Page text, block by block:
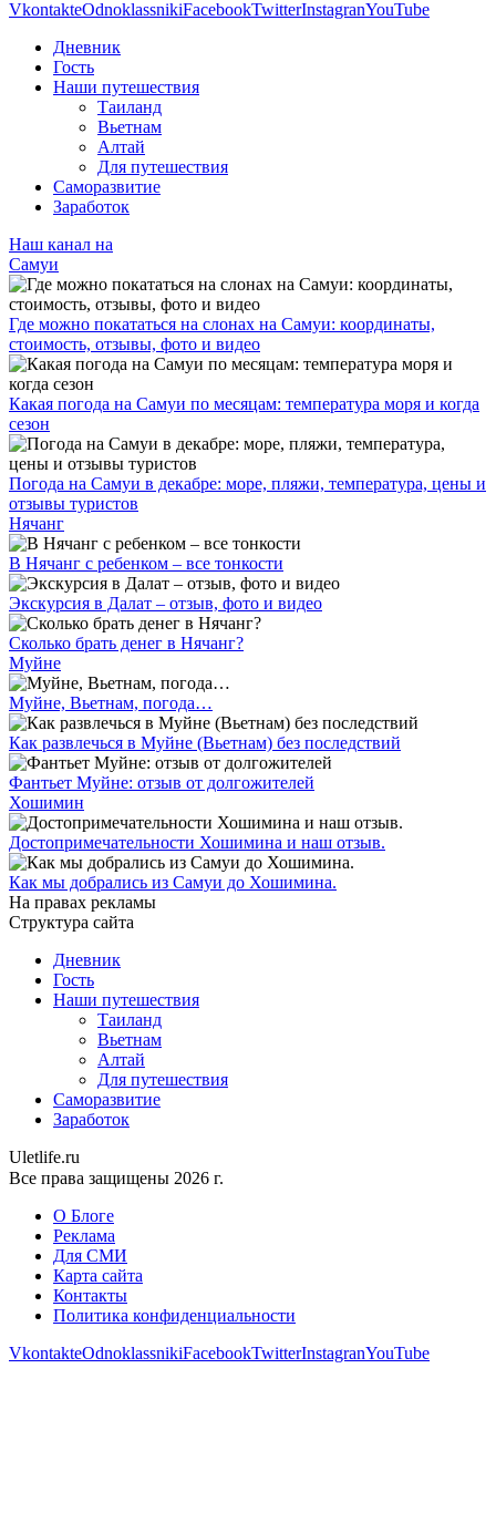
VkontakteOdnoklassnikiFacebookTwitterInstagranYouTube
Дневник
Гость
Наши путешествия
Таиланд
Вьетнам
Алтай
Для путешествия
Саморазвитие
Заработок
Наш канал на
Самуи
Где можно покататься на слонах на Самуи: координаты,
стоимость, отзывы, фото и видео
Какая погода на Самуи по месяцам: температура моря и когда
сезон
Погода на Самуи в декабре: море, пляжи, температура, цены и
отзывы туристов
Нячанг
В Нячанг с ребенком – все тонкости
Экскурсия в Далат – отзыв, фото и видео
Сколько брать денег в Нячанг?
Муйне
Муйне, Вьетнам, погода…
Как развлечься в Муйне (Вьетнам) без последствий
Фантьет Муйне: отзыв от долгожителей
Хошимин
Достопримечательности Хошимина и наш отзыв.
Как мы добрались из Самуи до Хошимина.
На правах рекламы
Структура сайта
Дневник
Гость
Наши путешествия
Таиланд
Вьетнам
Алтай
Для путешествия
Саморазвитие
Заработок
Uletlife.ru
Все права защищены 2026 г.
О Блоге
Реклама
Для СМИ
Карта сайта
Контакты
Политика конфиденциальности
VkontakteOdnoklassnikiFacebookTwitterInstagranYouTube